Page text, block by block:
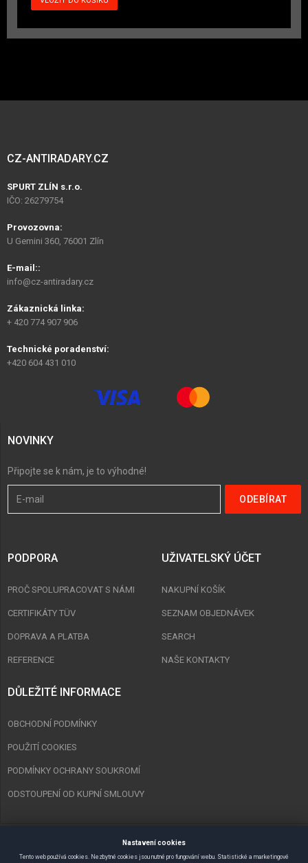
CZ-ANTIRADARY.CZ
SPURT ZLÍN s.r.o.
IČO: 26279754
Provozovna:
U Gemini 360, 76001 Zlín
E-mail::
info@cz-antiradary.cz
Zákaznická linka:
+ 420 774 907 906
Technické poradenství:
+420 604 431 010
NOVINKY
Připojte se k nám, je to výhodné!
PODPORA
PROČ SPOLUPRACOVAT S NÁMI
CERTIFIKÁTY TÜV
DOPRAVA A PLATBA
REFERENCE
UŽIVATELSKÝ ÚČET
NAKUPNÍ KOŠÍK
SEZNAM OBJEDNÁVEK
SEARCH
NAŠE KONTAKTY
DŮLEŽITÉ INFORMACE
OBCHODNÍ PODMÍNKY
POUŽITÍ COOKIES
PODMÍNKY OCHRANY SOUKROMÍ
ODSTOUPENÍ OD KUPNÍ SMLOUVY
Copyright © 2023 Spurt Zlín s.r.o. Všechna práva vyhrazena.
Nastavení cookies
Tento web používá cookies. Nezbytné cookies jsou nutné pro fungování webu. Statistické a marketingové